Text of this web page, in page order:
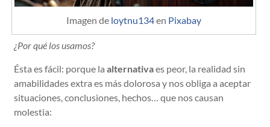
Imagen de loytnu134en Pixabay
¿Por qué los usamos?
Ésta es fácil: porque laalternativaes peor, la realidad sin
amabilidades extra es más dolorosa y nos obliga a aceptar
situaciones, conclusiones, hechos… que nos causan
molestia: